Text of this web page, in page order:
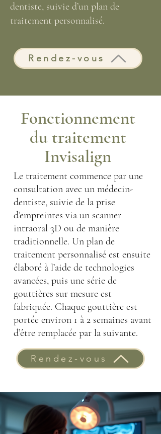
dentiste, suivie d’un plan de
traitement personnalisé.
Rendez-vous
Fonctionnement
du traitement
Invisalign
Le traitement commence par une
consultation avec un médecin-
dentiste, suivie de la prise
d’empreintes via un scanner
intraoral 3D ou de manière
traditionnelle. Un plan de
traitement personnalisé est ensuite
élaboré à l’aide de technologies
avancées, puis une série de
gouttières sur mesure est
fabriquée. Chaque gouttière est
portée environ 1 à 2 semaines avant
d’être remplacée par la suivante.
Rendez-vous